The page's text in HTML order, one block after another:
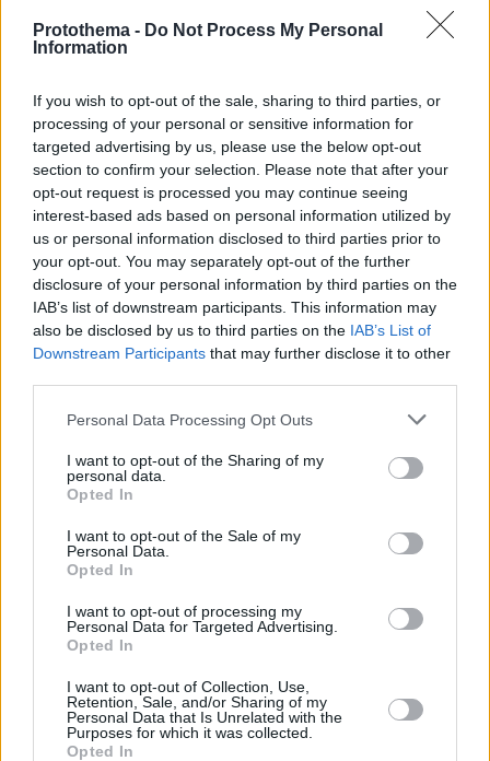
Protothema - Do Not Process My Personal
Information
If you wish to opt-out of the sale, sharing to third parties, or
processing of your personal or sensitive information for
targeted advertising by us, please use the below opt-out
section to confirm your selection. Please note that after your
opt-out request is processed you may continue seeing
interest-based ads based on personal information utilized by
us or personal information disclosed to third parties prior to
your opt-out. You may separately opt-out of the further
disclosure of your personal information by third parties on the
IAB’s list of downstream participants. This information may
also be disclosed by us to third parties on the IAB’s List of
Downstream Participants that may further disclose it to other
Please note that this website/app uses one or more Google
not limited to your visit or usage behaviour. You may click to
grant or deny consent to Google and its third-party tags to
use your data for below specified purposes in below Google
consent section.
Personal Data Processing Opt Outs
I want to opt-out of the Sharing of my
personal data.
Opted In
I want to opt-out of the Sale of my
Personal Data.
Opted In
I want to opt-out of processing my
Personal Data for Targeted Advertising.
Opted In
I want to opt-out of Collection, Use,
Retention, Sale, and/or Sharing of my
Personal Data that Is Unrelated with the
Purposes for which it was collected.
Opted In
Καρδίτσας και της Θεσσαλίας
Από το «Όλοι μαζί Μπορούμε»
25.09.2020, 18:42 2